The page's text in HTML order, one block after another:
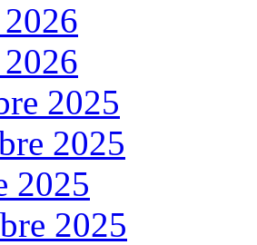
2025
2025
2025
2025